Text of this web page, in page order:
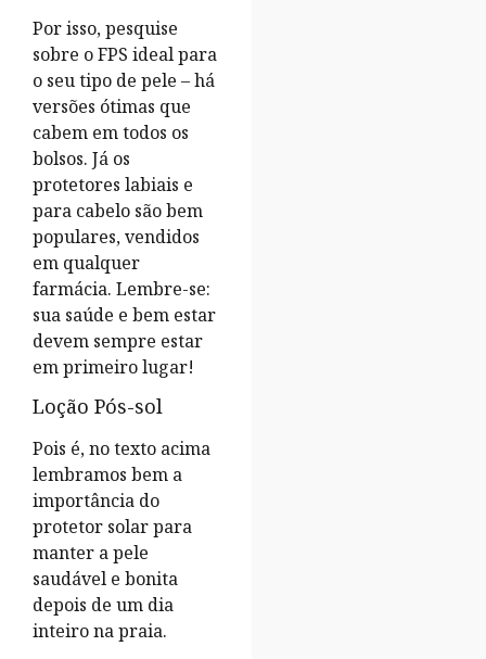
Por isso, pesquise
sobre o FPS ideal para
o seu tipo de pele – há
versões ótimas que
cabem em todos os
bolsos. Já os
protetores labiais e
para cabelo são bem
populares, vendidos
em qualquer
farmácia. Lembre-se:
sua saúde e bem estar
devem sempre estar
em primeiro lugar!
Loção Pós-sol
Pois é, no texto acima
lembramos bem a
importância do
protetor solar para
manter a pele
saudável e bonita
depois de um dia
inteiro na praia.